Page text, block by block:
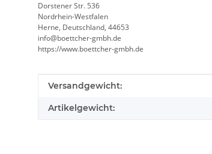
Dorstener Str. 536
Nordrhein-Westfalen
Herne, Deutschland, 44653
info@boettcher-gmbh.de
https://www.boettcher-gmbh.de
Produkteigenschaft
Wert
Versandgewicht:
Artikelgewicht: